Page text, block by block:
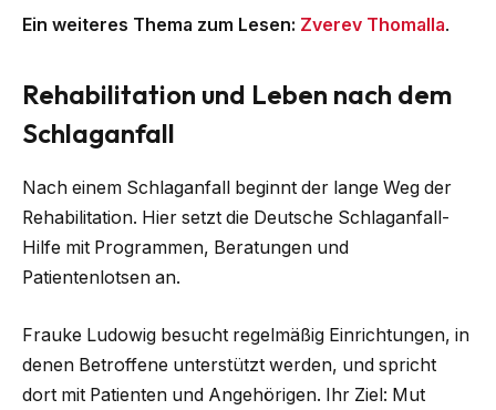
Ein weiteres Thema zum Lesen: Zverev Thomalla.
Rehabilitation und Leben nach dem
Schlaganfall
Nach einem Schlaganfall beginnt der lange Weg der
Rehabilitation. Hier setzt die Deutsche Schlaganfall-
Hilfe mit Programmen, Beratungen und
Patientenlotsen an.
Frauke Ludowig besucht regelmäßig Einrichtungen, in
denen Betroffene unterstützt werden, und spricht
dort mit Patienten und Angehörigen. Ihr Ziel: Mut